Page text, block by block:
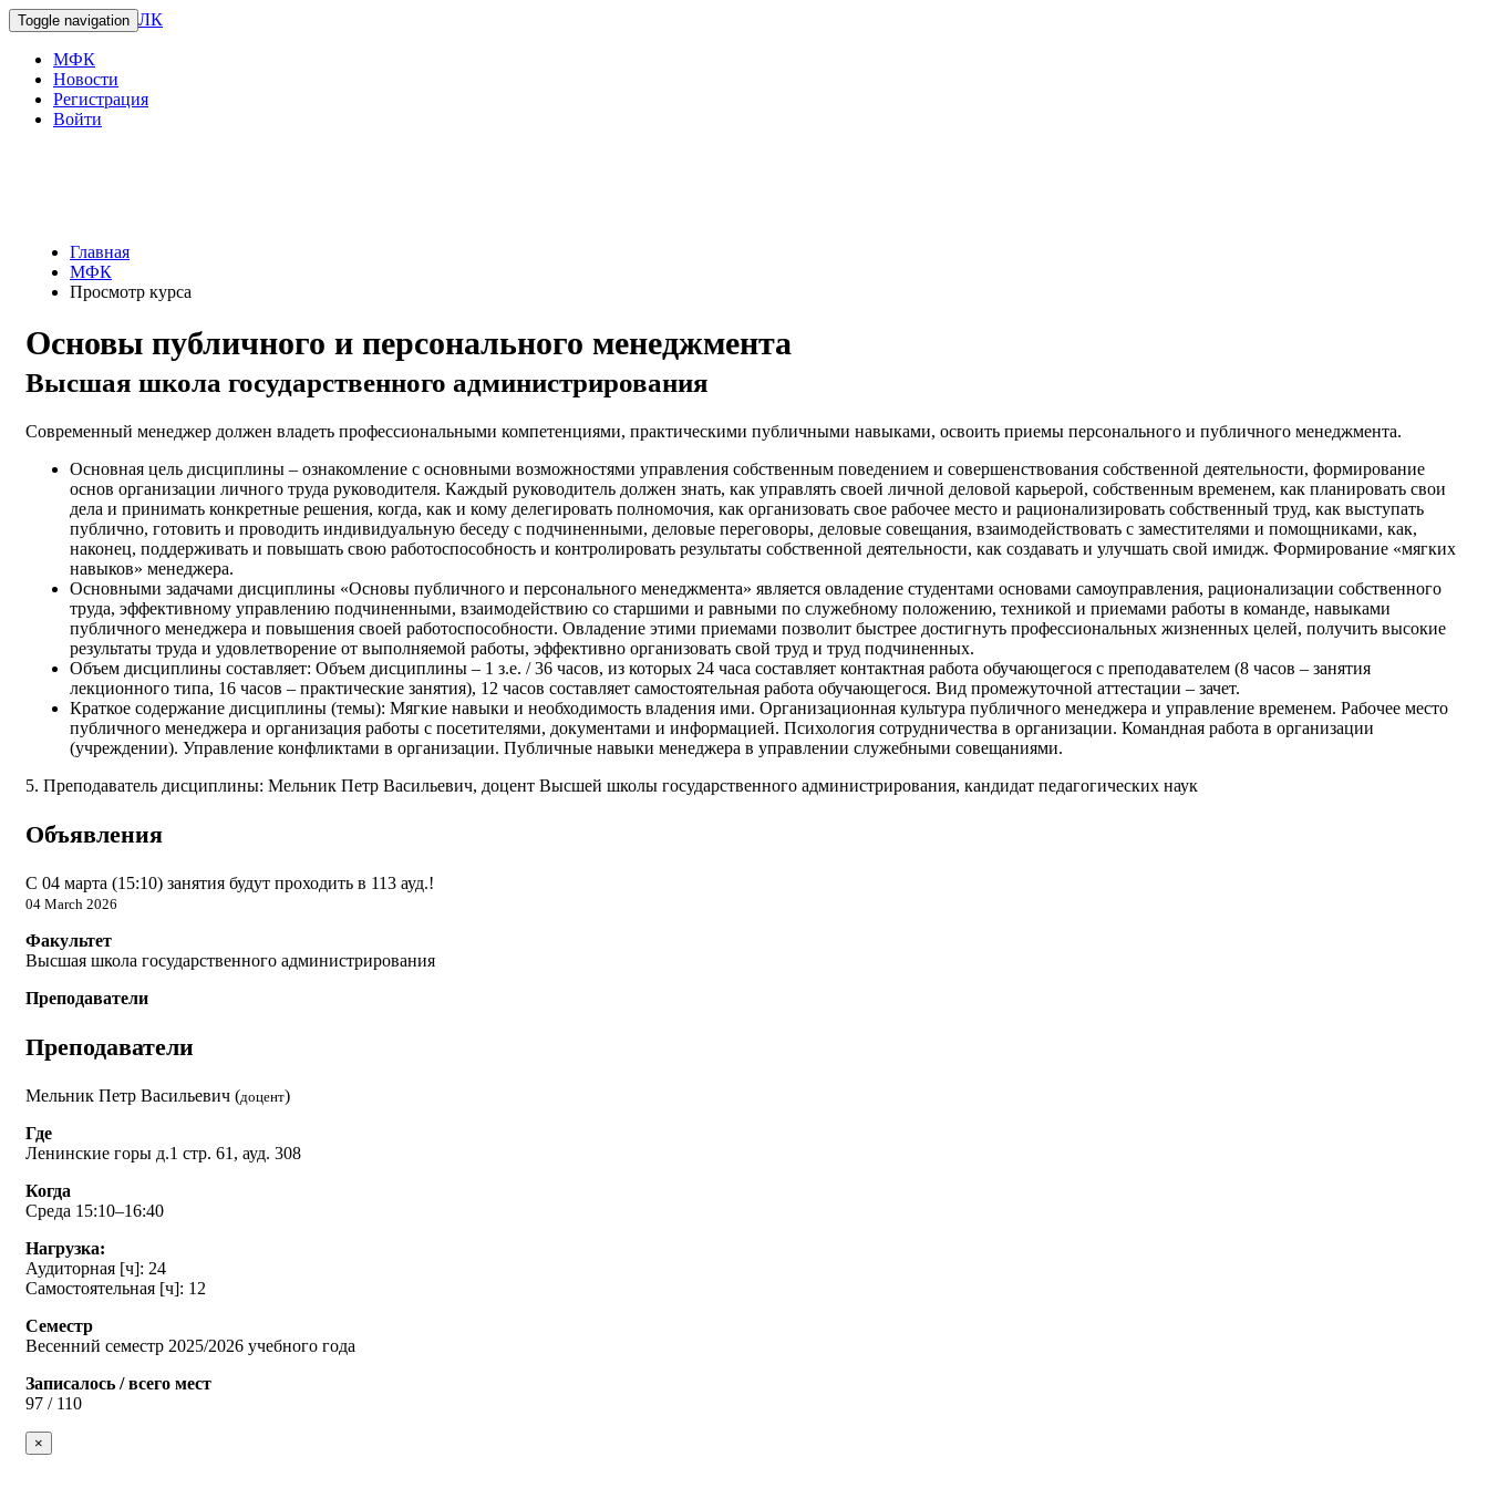
Toggle navigation ЛК
МФК
Новости
Регистрация
Войти
Главная
МФК
Просмотр курса
Основы публичного и персонального менеджмента
Высшая школа государственного администрирования
Современный менеджер должен владеть профессиональными компетенциями, практическими публичными навыками, освоить приемы персонального и публичного менеджмента.
Основная цель дисциплины – ознакомление с основными возможностями управления собственным поведением и совершенствования собственной деятельности, формирование
основ организации личного труда руководителя. Каждый руководитель должен знать, как управлять своей личной деловой карьерой, собственным временем, как планировать свои
дела и принимать конкретные решения, когда, как и кому делегировать полномочия, как организовать свое рабочее место и рационализировать собственный труд, как выступать
публично, готовить и проводить индивидуальную беседу с подчиненными, деловые переговоры, деловые совещания, взаимодействовать с заместителями и помощниками, как,
наконец, поддерживать и повышать свою работоспособность и контролировать результаты собственной деятельности, как создавать и улучшать свой имидж. Формирование «мягких
навыков» менеджера.
Основными задачами дисциплины «Основы публичного и персонального менеджмента» является овладение студентами основами самоуправления, рационализации собственного
труда, эффективному управлению подчиненными, взаимодействию со старшими и равными по служебному положению, техникой и приемами работы в команде, навыками
публичного менеджера и повышения своей работоспособности. Овладение этими приемами позволит быстрее достигнуть профессиональных жизненных целей, получить высокие
результаты труда и удовлетворение от выполняемой работы, эффективно организовать свой труд и труд подчиненных.
Объем дисциплины составляет: Объем дисциплины – 1 з.е. / 36 часов, из которых 24 часа составляет контактная работа обучающегося с преподавателем (8 часов – занятия
лекционного типа, 16 часов – практические занятия), 12 часов составляет самостоятельная работа обучающегося. Вид промежуточной аттестации – зачет.
Краткое содержание дисциплины (темы): Мягкие навыки и необходимость владения ими. Организационная культура публичного менеджера и управление временем. Рабочее место
публичного менеджера и организация работы с посетителями, документами и информацией. Психология сотрудничества в организации. Командная работа в организации
(учреждении). Управление конфликтами в организации. Публичные навыки менеджера в управлении служебными совещаниями.
5. Преподаватель дисциплины: Мельник Петр Васильевич, доцент Высшей школы государственного администрирования, кандидат педагогических наук
Объявления
С 04 марта (15:10) занятия будут проходить в 113 ауд.!
04 March 2026
Факультет
Высшая школа государственного администрирования
Преподаватели
Преподаватели
Мельник Петр Васильевич (доцент)
Где
Ленинские горы д.1 стр. 61, ауд. 308
Когда
Среда 15:10–16:40
Нагрузка:
Аудиторная [ч]: 24
Самостоятельная [ч]: 12
Семестр
Весенний семестр 2025/2026 учебного года
Записалось / всего мест
97 / 110
×